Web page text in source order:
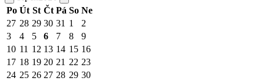
Po Út St Čt Pá So Ne
27 28 29 30 31 1
2
3
4 5 6 7 8
9
10 11 12 13 14 15 16
17 18 19 20 21 22 23
24 25 26 27 28 29 30